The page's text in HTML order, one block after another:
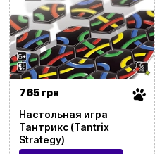
765 грн
Настольная игра
Тантрикс (Tantrix
Strategy)